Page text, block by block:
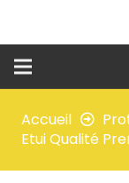
Accueil
Etui Qualité